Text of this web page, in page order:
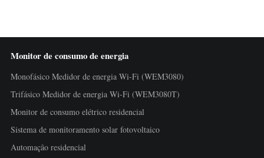
Monitor de consumo de energia
Monofásico Medidor de energia Wi-Fi (WEM3080)
Trifásico Medidor de energia Wi-Fi (WEM3080T)
Monitor de consumo elétrico residencial
Sistema de monitoramento solar fotovoltaico
Automação residencial